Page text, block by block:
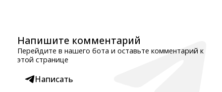
Напишите комментарий
Перейдите в нашего бота и оставьте комментарий к
этой странице
Написать